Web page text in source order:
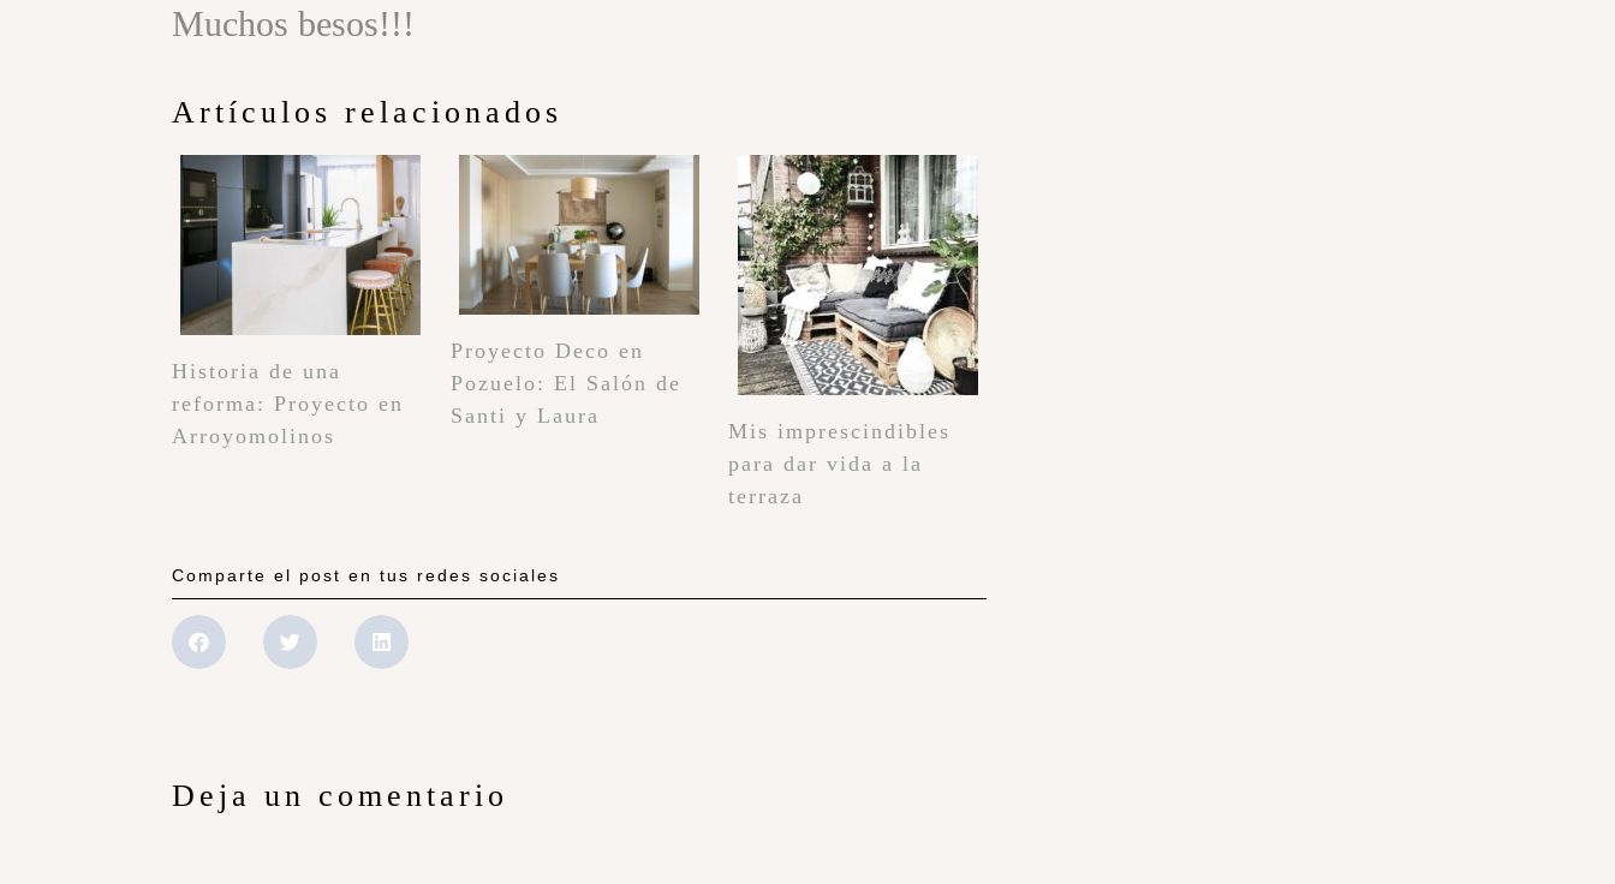
Muchos besos!!!
Artículos relacionados
Historia de una
reforma: Proyecto en
Arroyomolinos
Proyecto Deco en
Pozuelo: El Salón de
Santi y Laura
Mis imprescindibles
para dar vida a la
terraza
Comparte el post en tus redes sociales
Deja un comentario